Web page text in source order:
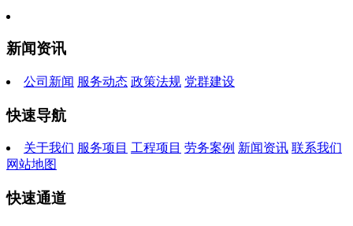
新闻资讯
公司新闻 服务动态 政策法规 党群建设
快速导航
关于我们 服务项目 工程项目 劳务案例 新闻资讯 联系我们
网站地图
快速通道